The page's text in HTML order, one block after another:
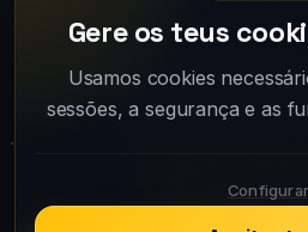
Join thousands of
dominate the
Gere os teus
Usamos cookies
sessões, a segurança e as
Configurar